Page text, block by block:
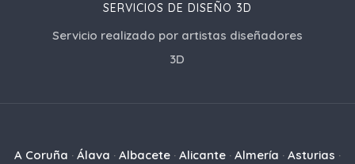
SERVICIOS DE DISEÑO 3D
Servicio realizado por artistas diseñadores
3D
A Coruña · Álava · Albacete · Alicante · Almería · Asturias ·